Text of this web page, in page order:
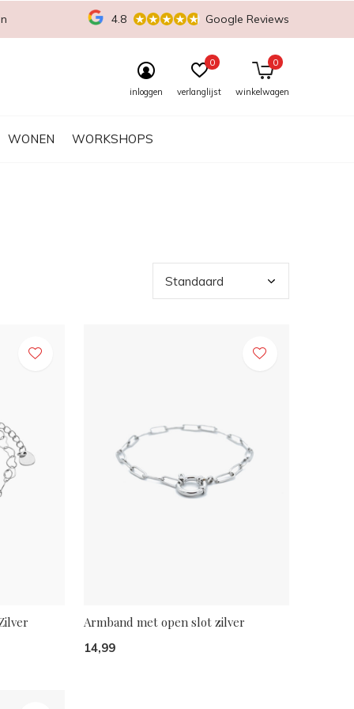
WONEN WORKSHOPS
inloggen verlanglijst
0
winkelwagen
0
4.8 Google Reviews
Armband met open slot zilver
14,99